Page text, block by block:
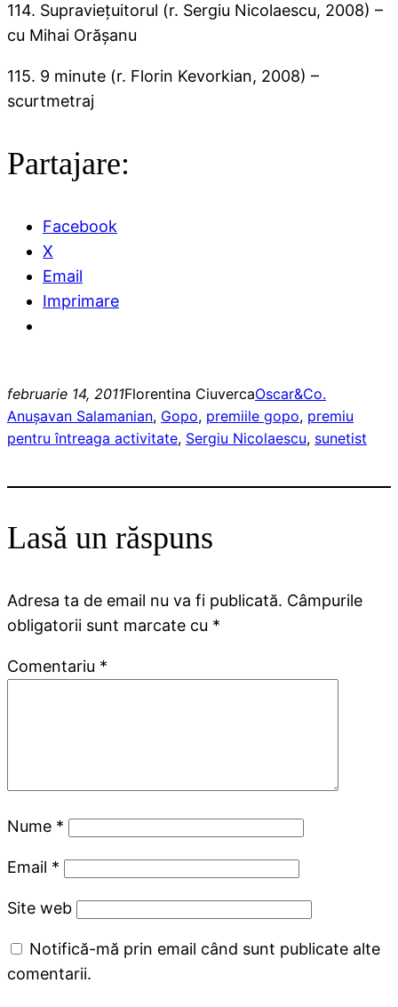
114. Supravieţuitorul (r. Sergiu Nicolaescu, 2008) –
cu Mihai Orăşanu
115. 9 minute (r. Florin Kevorkian, 2008) –
scurtmetraj
Partajare:
Facebook
X
Email
Imprimare
februarie 14, 2011Florentina CiuvercaOscar&Co.
Anuşavan Salamanian, Gopo, premiile gopo, premiu
pentru întreaga activitate, Sergiu Nicolaescu, sunetist
Lasă un răspuns
Adresa ta de email nu va fi publicată. Câmpurile
obligatorii sunt marcate cu *
Comentariu *
Nume *
Email *
Site web
Notifică-mă prin email când sunt publicate alte
comentarii.